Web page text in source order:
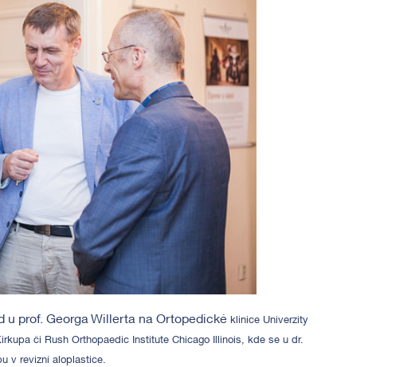
u prof. Georga Willerta na Ortopedické klinice Univerzity
či Rush Orthopaedic Institute Chicago Illinois, kde se u dr.
v revizní aloplastice.